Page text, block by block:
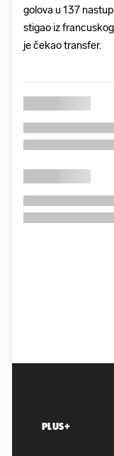
golova u 137
stigao iz
je čekao transfer.
PLUS+